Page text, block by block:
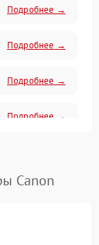
Подробнее →
Подробнее →
Подробнее →
Подробнее →
Canon